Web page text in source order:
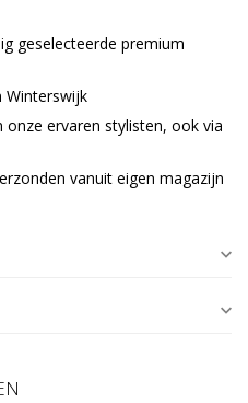
geselecteerde premium
Winterswijk
onze ervaren stylisten, ook via
vanuit eigen magazijn